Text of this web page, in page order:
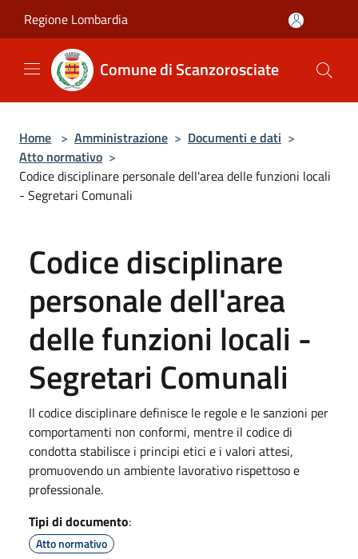
Regione Lombardia
Comune di Scanzorosciate
Home > Amministrazione > Documenti e dati >
Atto normativo >
Codice disciplinare personale dell'area delle funzioni locali
- Segretari Comunali
Codice disciplinare
personale dell'area
delle funzioni locali -
Segretari Comunali
Il codice disciplinare definisce le regole e le sanzioni per
comportamenti non conformi, mentre il codice di
condotta stabilisce i principi etici e i valori attesi,
promuovendo un ambiente lavorativo rispettoso e
professionale.
Tipi di documento:
Atto normativo